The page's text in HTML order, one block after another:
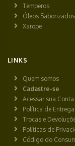
Temperos
Óleos Saborizados
Xarope
LINKS
Quem somos
Cadastre-se
Acessar sua Conta
Política de
Trocas e
Políticas de
Código do